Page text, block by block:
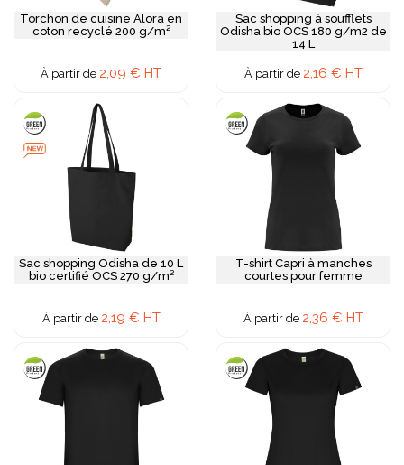
Torchon de cuisine Alora en
coton recyclé 200 g/m²
À partir de 2,09 € HT
Sac shopping à soufflets
Odisha bio OCS 180 g/m2 de
14 L
À partir de 2,16 € HT
Sac shopping Odisha de 10 L
bio certifié OCS 270 g/m²
À partir de 2,19 € HT
T-shirt Capri à manches
courtes pour femme
À partir de 2,36 € HT